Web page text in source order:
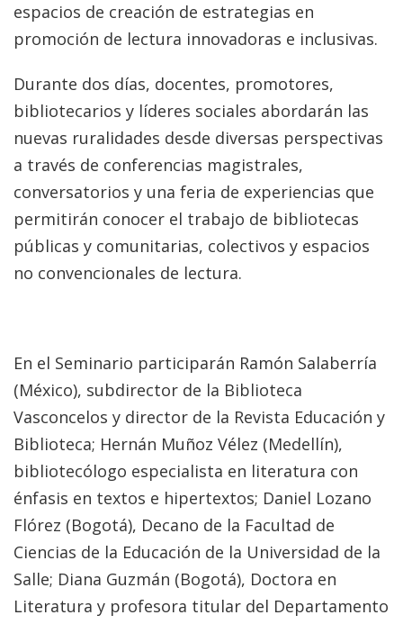
espacios de creación de estrategias en
promoción de lectura innovadoras e inclusivas.
Durante dos días, docentes, promotores,
bibliotecarios y líderes sociales abordarán las
nuevas ruralidades desde diversas perspectivas
a través de conferencias magistrales,
conversatorios y una feria de experiencias que
permitirán conocer el trabajo de bibliotecas
públicas y comunitarias, colectivos y espacios
no convencionales de lectura.
En el Seminario participarán Ramón Salaberría
(México), subdirector de la Biblioteca
Vasconcelos y director de la Revista Educación y
Biblioteca; Hernán Muñoz Vélez (Medellín),
bibliotecólogo especialista en literatura con
énfasis en textos e hipertextos; Daniel Lozano
Flórez (Bogotá), Decano de la Facultad de
Ciencias de la Educación de la Universidad de la
Salle; Diana Guzmán (Bogotá), Doctora en
Literatura y profesora titular del Departamento